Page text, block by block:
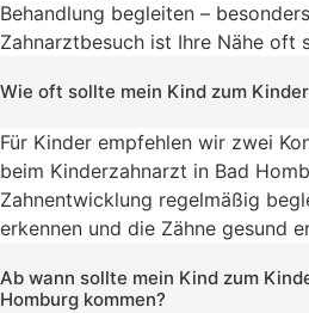
Behandlung begleiten –
Zahnarztbesuch ist Ihre Nähe oft
Wie oft sollte mein Kind zum
Für Kinder empfehlen wir zwei
beim Kinderzahnarzt in Bad
Zahnentwicklung regelmäßig
erkennen und die Zähne gesund
Ab wann sollte mein Kind zum
Homburg kommen?